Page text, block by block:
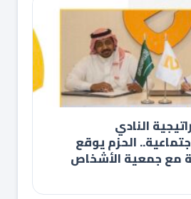
النادي
الحزم يوقع
مع جمعية الأشخاص